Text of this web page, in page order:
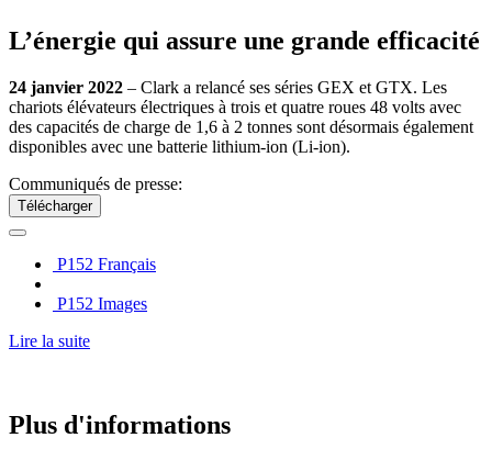
L’énergie qui assure une grande efficacité
24 janvier 2022 – Clark a relancé ses séries GEX et GTX. Les
chariots élévateurs électriques à trois et quatre roues 48 volts avec
des capacités de charge de 1,6 à 2 tonnes sont désormais également
disponibles avec une batterie lithium-ion (Li-ion).
Communiqués de presse:
Télécharger
P152 Français
P152 Images
Lire la suite
Plus d'informations